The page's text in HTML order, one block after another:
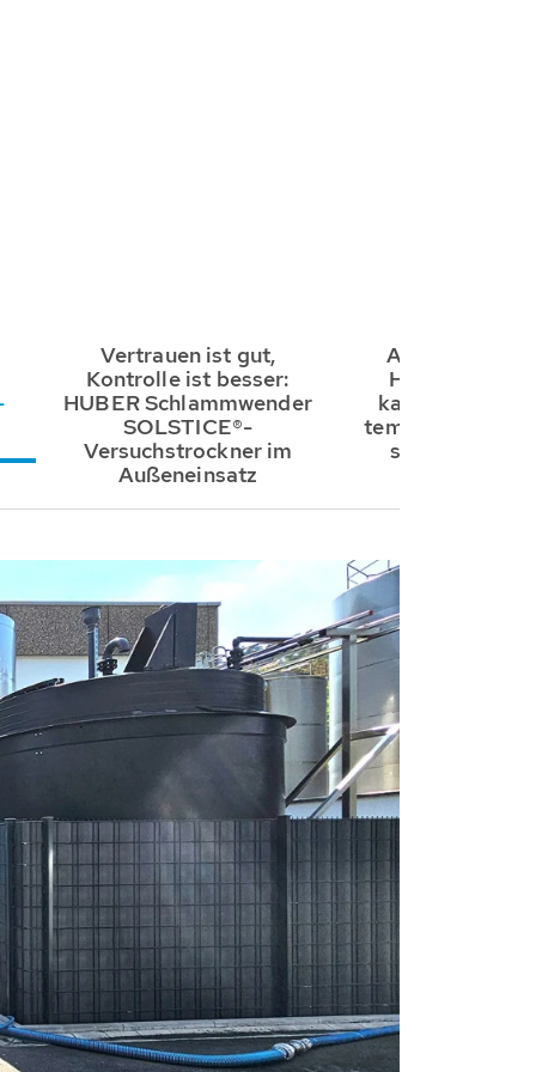
Vertrauen ist gut,
Kontrolle ist besser:
HUBER Schlammwender
SOLSTICE®-
Versuchstrockner im
Außeneinsatz
HUBER
kaufen: Die
temporäre
schnelle